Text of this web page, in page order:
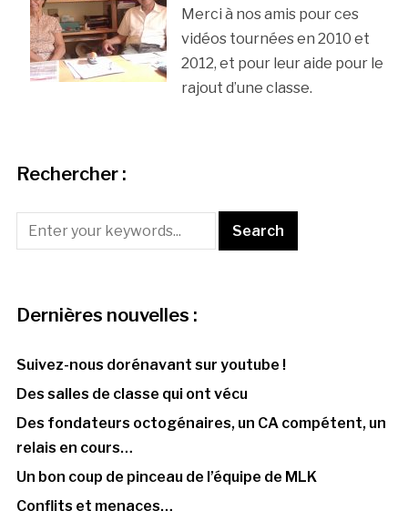
Merci à nos amis pour ces
vidéos tournées en 2010 et
2012, et pour leur aide pour le
rajout d’une classe.
Rechercher :
Dernières nouvelles :
Suivez-nous dorénavant sur youtube !
Des salles de classe qui ont vécu
Des fondateurs octogénaires, un CA compétent, un
relais en cours…
Un bon coup de pinceau de l’équipe de MLK
Conflits et menaces…